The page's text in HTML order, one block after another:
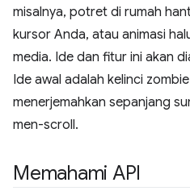
misalnya, potret di rumah
kursor Anda, atau animasi
media. Ide dan fitur ini akan
Ide awal adalah kelinci
menerjemahkan sepanjang
men-scroll.
Memahami API